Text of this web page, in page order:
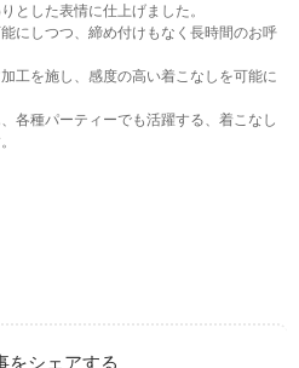
とした表情に仕上げました。
にしつつ、締め付けもなく長時間のお呼
工を施し、感度の高い着こなしを可能に
各種パーティーでも活躍する、着こなし